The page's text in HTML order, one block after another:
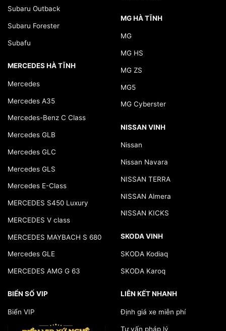
Subaru Outback
Subaru Forester
Subafu
MERCEDES HÀ TĨNH
Mercedes
Mercedes A35
Mercedes-Benz C Class
Mercedes GLB
Mercedes GLC
Mercedes GLS
Mercedes E-Class
MERCEDES S450 Luxury
MERCEDES V class
MERCEDES MAYBACH S 680
Mercedes GLE
MERCEDES AMG G 63
BIỂN SỐ VIP
Biển VIP
MG HÀ TĨNH
MG
MG HS
MG ZS
MG5
MG Cyberster
NISSAN VINH
Nissan
Nissan Navara
NISSAN TERRA
NISSAN Almera
NISSAN KICKS
SKODA VINH
SKODA Kodiaq
SKODA Karoq
LIÊN KẾT NHANH
Định giá xe miễn phí
Tư vấn pháp lý